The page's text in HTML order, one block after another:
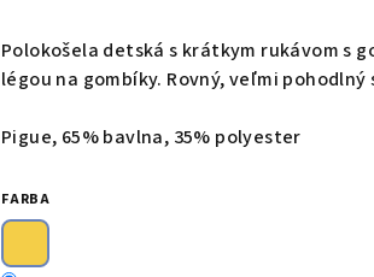
Polokošela detská s krátkym rukávom s
légou na gombíky. Rovný, veľmi pohodlný
Pigue, 65% bavlna, 35% polyester
FARBA